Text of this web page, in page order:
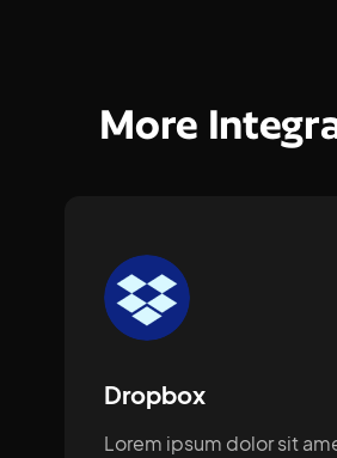
More
Dropbox
Lorem ipsum dolor sit